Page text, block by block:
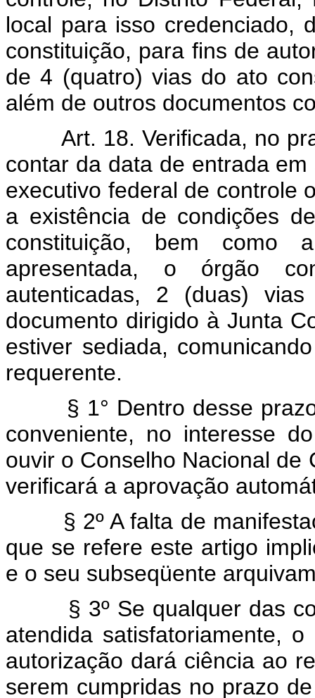
local para isso credenciado,
constituição, para fins de
de 4 (quatro) vias do ato
além de outros documentos
Art. 18. Verificada, no
contar da data de entrada
executivo federal de controle
a existência de condições
constituição, bem como
apresentada, o órgão
autenticadas, 2 (duas)
documento dirigido à Junta
estiver sediada,
requerente.
§ 1° Dentro desse prazo,
conveniente, no interesse
ouvir o Conselho Nacional de
verificará a aprovação
§ 2º A falta de
que se refere este artigo
e o seu subseqüente
§ 3º Se qualquer das
atendida satisfatoriamente,
autorização dará ciência ao
serem cumpridas no prazo